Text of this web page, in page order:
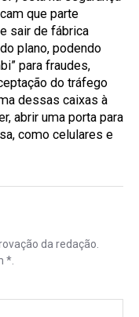
que parte
sair de fábrica
plano, podendo
para fraudes,
do tráfego
dessas caixas à
abrir uma porta para
como celulares e
da redação.
*.